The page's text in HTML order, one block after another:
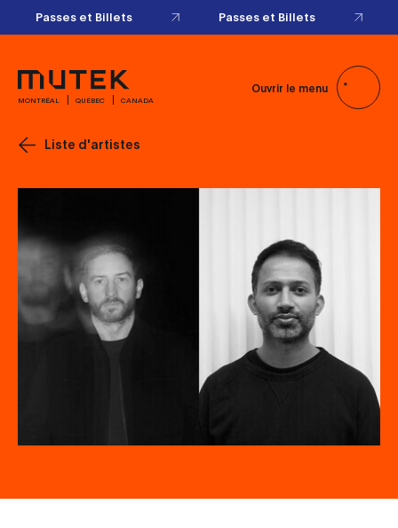
Passes et Billets Passes et Billets
MONTRÉAL QUÉBEC CANADA
Ouvrir le menu
Liste d'artistes